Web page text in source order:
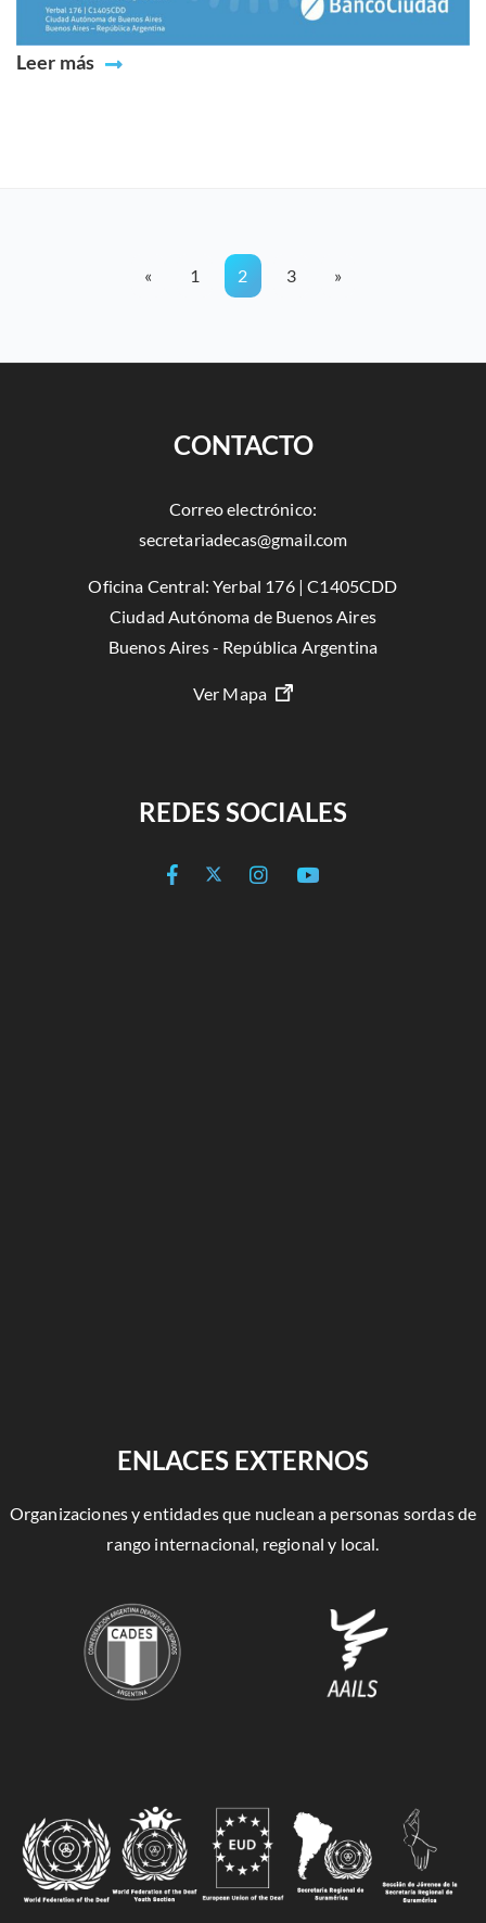
Leer más
« 1 2 3 »
CONTACTO
Correo electrónico:
secretariadecas@gmail.com
Oficina Central: Yerbal 176 | C1405CDD
Ciudad Autónoma de Buenos Aires
Buenos Aires - República Argentina
Ver Mapa
REDES SOCIALES
ENLACES EXTERNOS
Organizaciones y entidades que nuclean a personas sordas de
rango internacional, regional y local.